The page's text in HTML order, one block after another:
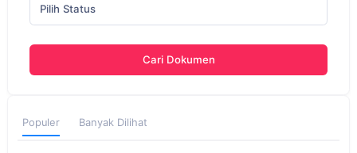
Pilih Status
Cari Dokumen
Populer Banyak Dilihat